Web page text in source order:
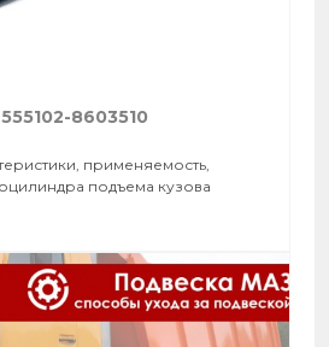
8603510
применяемость,
подъема кузова